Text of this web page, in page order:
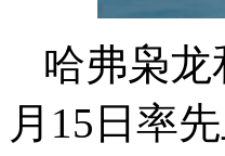
哈弗枭
月15日率